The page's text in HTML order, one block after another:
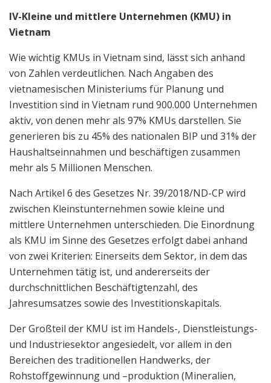
IV-Kleine und mittlere Unternehmen (KMU) in
Vietnam
Wie wichtig KMUs in Vietnam sind, lässt sich anhand
von Zahlen verdeutlichen. Nach Angaben des
vietnamesischen Ministeriums für Planung und
Investition sind in Vietnam rund 900.000 Unternehmen
aktiv, von denen mehr als 97% KMUs darstellen. Sie
generieren bis zu 45% des nationalen BIP und 31% der
Haushaltseinnahmen und beschäftigen zusammen
mehr als 5 Millionen Menschen.
Nach Artikel 6 des Gesetzes Nr. 39/2018/ND-CP wird
zwischen Kleinstunternehmen sowie kleine und
mittlere Unternehmen unterschieden. Die Einordnung
als KMU im Sinne des Gesetzes erfolgt dabei anhand
von zwei Kriterien: Einerseits dem Sektor, in dem das
Unternehmen tätig ist, und andererseits der
durchschnittlichen Beschäftigtenzahl, des
Jahresumsatzes sowie des Investitionskapitals.
Der Großteil der KMU ist im Handels-, Dienstleistungs-
und Industriesektor angesiedelt, vor allem in den
Bereichen des traditionellen Handwerks, der
Rohstoffgewinnung und –produktion (Mineralien,